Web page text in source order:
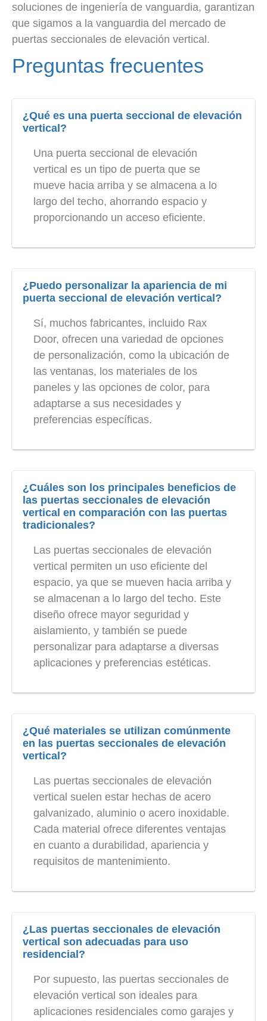
soluciones de ingeniería de vanguardia, garantizan
que sigamos a la vanguardia del mercado de
puertas seccionales de elevación vertical.
Preguntas frecuentes
¿Qué es una puerta seccional de elevación
vertical?
Una puerta seccional de elevación
vertical es un tipo de puerta que se
mueve hacia arriba y se almacena a lo
largo del techo, ahorrando espacio y
proporcionando un acceso eficiente.
¿Puedo personalizar la apariencia de mi
puerta seccional de elevación vertical?
Sí, muchos fabricantes, incluido Rax
Door, ofrecen una variedad de opciones
de personalización, como la ubicación de
las ventanas, los materiales de los
paneles y las opciones de color, para
adaptarse a sus necesidades y
preferencias específicas.
¿Cuáles son los principales beneficios de
las puertas seccionales de elevación
vertical en comparación con las puertas
tradicionales?
Las puertas seccionales de elevación
vertical permiten un uso eficiente del
espacio, ya que se mueven hacia arriba y
se almacenan a lo largo del techo. Este
diseño ofrece mayor seguridad y
aislamiento, y también se puede
personalizar para adaptarse a diversas
aplicaciones y preferencias estéticas.
¿Qué materiales se utilizan comúnmente
en las puertas seccionales de elevación
vertical?
Las puertas seccionales de elevación
vertical suelen estar hechas de acero
galvanizado, aluminio o acero inoxidable.
Cada material ofrece diferentes ventajas
en cuanto a durabilidad, apariencia y
requisitos de mantenimiento.
¿Las puertas seccionales de elevación
vertical son adecuadas para uso
residencial?
Por supuesto, las puertas seccionales de
elevación vertical son ideales para
aplicaciones residenciales como garajes y